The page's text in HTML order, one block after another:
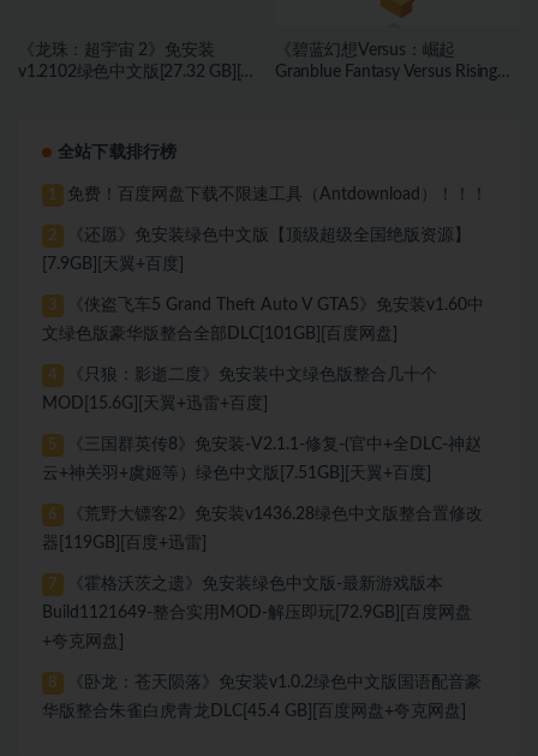
《龙珠：超宇宙 2》免安装
v1.2102绿色中文版[27.32 GB][百
《碧蓝幻想Versus：崛起
Granblue Fantasy Versus Rising》
全站下载排行榜
1 免费！百度网盘下载不限速工具（Antdownload）！！！
2
《还愿》免安装绿色中文版【顶级超级全国绝版资源】
[7.9GB][天翼+百度]
3
《侠盗飞车5 Grand Theft Auto V GTA5》免安装v1.60中
文绿色版豪华版整合全部DLC[101GB][百度网盘]
4
《只狼：影逝二度》免安装中文绿色版整合几十个
MOD[15.6G][天翼+迅雷+百度]
5
《三国群英传8》免安装-V2.1.1-修复-(官中+全DLC-神赵
云+神关羽+虞姬等）绿色中文版[7.51GB][天翼+百度]
6
《荒野大镖客2》免安装v1436.28绿色中文版整合置修改
器[119GB][百度+迅雷]
7
《霍格沃茨之遗》免安装绿色中文版-最新游戏版本
Build1121649-整合实用MOD-解压即玩[72.9GB][百度网盘
+夸克网盘]
8
《卧龙：苍天陨落》免安装v1.0.2绿色中文版国语配音豪
华版整合朱雀白虎青龙DLC[45.4 GB][百度网盘+夸克网盘]